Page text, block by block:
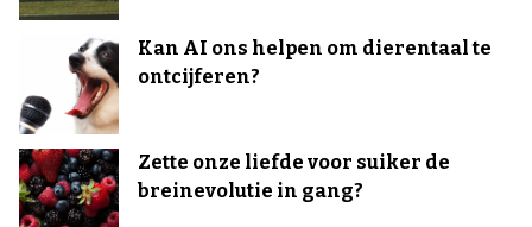
Kan AI ons helpen om dierentaal te
ontcijferen?
Zette onze liefde voor suiker de
breinevolutie in gang?